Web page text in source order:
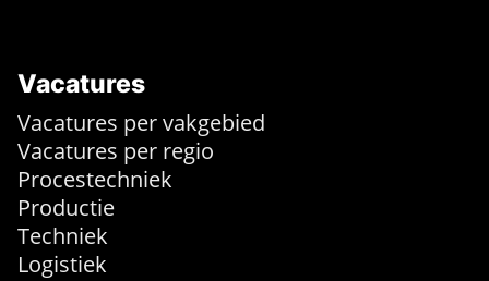
Vacatures
Vacatures per vakgebied
Vacatures per regio
Procestechniek
Productie
Techniek
Logistiek